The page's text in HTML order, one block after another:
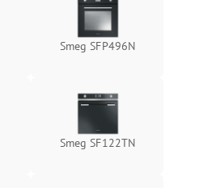
Smeg SFP496N
Smeg SF122TN